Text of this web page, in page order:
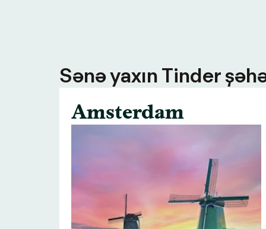
Sənə yaxın Tinder
Amsterdam